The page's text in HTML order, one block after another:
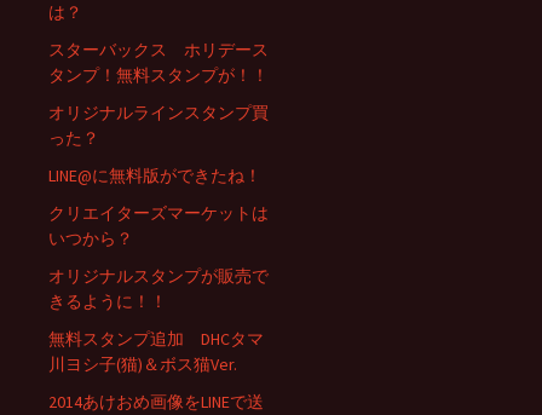
は？
スターバックス ホリデース
タンプ！無料スタンプが！！
オリジナルラインスタンプ買
った？
LINE@に無料版ができたね！
クリエイターズマーケットは
いつから？
オリジナルスタンプが販売で
きるように！！
無料スタンプ追加 DHCタマ
川ヨシ子(猫)＆ボス猫Ver.
2014あけおめ画像をLINEで送